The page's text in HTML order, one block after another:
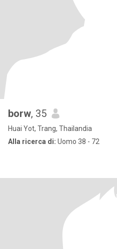
borw, 35
Huai Yot, Trang, Thailandia
Alla ricerca di: Uomo 38 - 72